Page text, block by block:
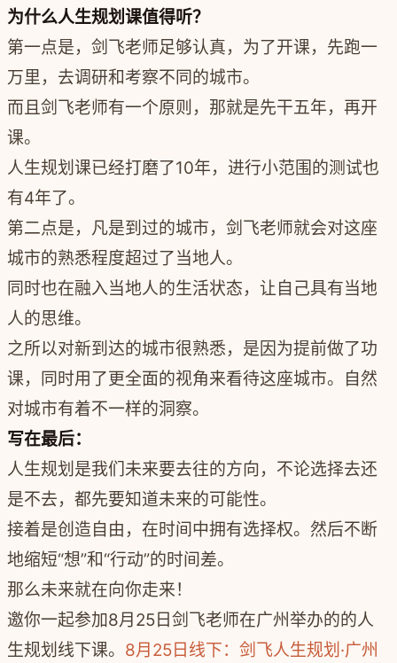
为什么人生规划课值得听？
第一点是，剑飞老师足够认真，为了开课，先跑一
万里，去调研和考察不同的城市。
而且剑飞老师有一个原则，那就是先干五年，再开
课。
人生规划课已经打磨了10年，进行小范围的测试也
有4年了。
第二点是，凡是到过的城市，剑飞老师就会对这座
城市的熟悉程度超过了当地人。
同时也在融入当地人的生活状态，让自己具有当地
人的思维。
之所以对新到达的城市很熟悉，是因为提前做了功
课，同时用了更全面的视角来看待这座城市。自然
对城市有着不一样的洞察。
写在最后：
人生规划是我们未来要去往的方向，不论选择去还
是不去，都先要知道未来的可能性。
接着是创造自由，在时间中拥有选择权。然后不断
地缩短“想”和“行动”的时间差。
那么未来就在向你走来！
邀你一起参加8月25日剑飞老师在广州举办的的人
生规划线下课。 8月25日线下：剑飞人生规划·广州